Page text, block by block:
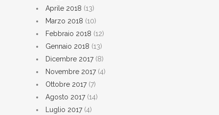
Aprile 2018 (13)
Marzo 2018 (10)
Febbraio 2018 (12)
Gennaio 2018 (13)
Dicembre 2017(8)
Novembre 2017(4)
Ottobre 2017(7)
Agosto 2017(14)
Luglio 2017(4)